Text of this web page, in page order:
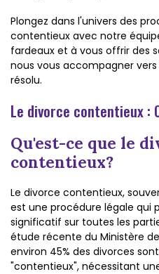
Plongez dans l'univers des
contentieux avec notre
fardeaux et à vous offrir des
nous vous accompagner
résolu.
Le divorce contentieux :
Qu'est-ce que le
contentieux?
Le divorce contentieux,
est une procédure légale qui
significatif sur toutes les
étude récente du Ministère
environ 45% des divorces
"contentieux", nécessitant